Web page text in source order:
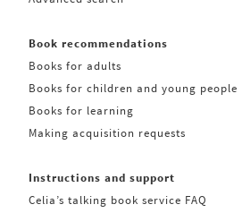
Book recommendations
Books for adults
Books for children and young people
Books for learning
Making acquisition requests
Instructions and support
Celia’s talking book service FAQ